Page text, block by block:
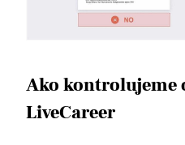
Ako kontrolujeme
LiveCareer